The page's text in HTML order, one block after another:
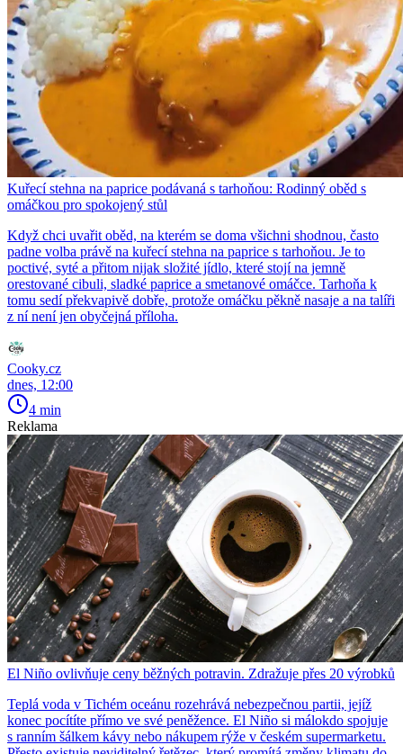
Kuřecí stehna na paprice podávaná s tarhoňou: Rodinný oběd s
omáčkou pro spokojený stůl
Když chci uvařit oběd, na kterém se doma všichni shodnou, často
padne volba právě na kuřecí stehna na paprice s tarhoňou. Je to
poctivé, syté a přitom nijak složité jídlo, které stojí na jemně
orestované cibuli, sladké paprice a smetanové omáčce. Tarhoňa k
tomu sedí překvapivě dobře, protože omáčku pěkně nasaje a na talíři
z ní není jen obyčejná příloha.
Cooky.cz
dnes, 12:00
4 min
Reklama
El Niño ovlivňuje ceny běžných potravin. Zdražuje přes 20 výrobků
Teplá voda v Tichém oceánu rozehrává nebezpečnou partii, jejíž
konec pocítíte přímo ve své peněžence. El Niño si málokdo spojuje
s ranním šálkem kávy nebo nákupem rýže v českém supermarketu.